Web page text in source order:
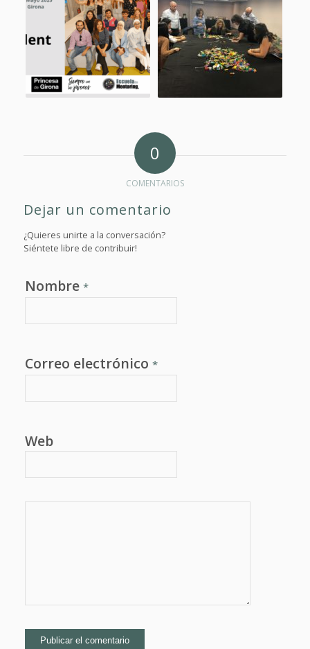
0
COMENTARIOS
Dejar un comentario
¿Quieres unirte a la conversación?
Siéntete libre de contribuir!
Nombre *
Correo electrónico *
Web